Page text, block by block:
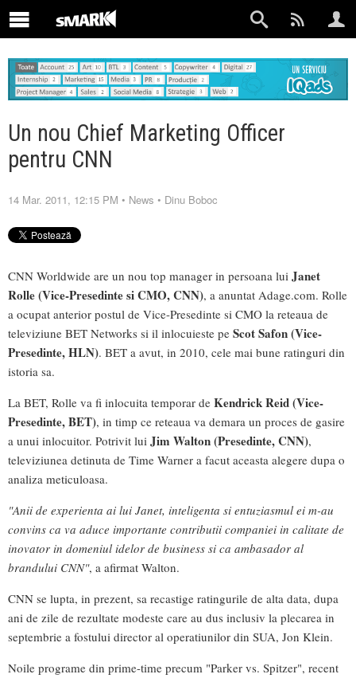
Un nou Chief Marketing Officer
pentru CNN
14 Mar. 2011, 12:15 PM • News • Dinu Boboc
CNN Worldwide are un nou top manager in persoana lui Janet
Rolle (Vice-Presedinte si CMO, CNN), a anuntat Adage.com. Rolle
a ocupat anterior postul de Vice-Presedinte si CMO la reteaua de
televiziune BET Networks si il inlocuieste pe Scot Safon (Vice-
Presedinte, HLN). BET a avut, in 2010, cele mai bune ratinguri din
istoria sa.
La BET, Rolle va fi inlocuita temporar de Kendrick Reid (Vice-
Presedinte, BET), in timp ce reteaua va demara un proces de gasire
a unui inlocuitor. Potrivit lui Jim Walton (Presedinte, CNN),
televiziunea detinuta de Time Warner a facut aceasta alegere dupa o
analiza meticuloasa.
"Anii de experienta ai lui Janet, inteligenta si entuziasmul ei m-au
convins ca va aduce importante contributii companiei in calitate de
inovator in domeniul idelor de business si ca ambasador al
brandului CNN", a afirmat Walton.
CNN se lupta, in prezent, sa recastige ratingurile de alta data, dupa
ani de zile de rezultate modeste care au dus inclusiv la plecarea in
septembrie a fostului director al operatiunilor din SUA, Jon Klein.
Noile programe din prime-time precum "Parker vs. Spitzer", recent